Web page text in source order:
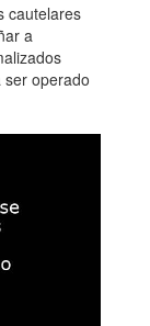
cautelares
a
operado